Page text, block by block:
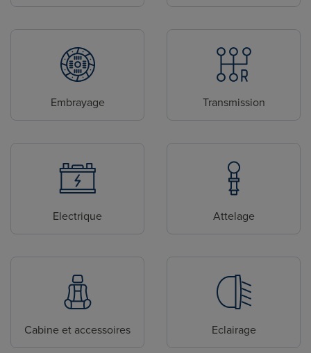
Embrayage Transmission
Electrique Attelage
Cabine et accessoires Eclairage